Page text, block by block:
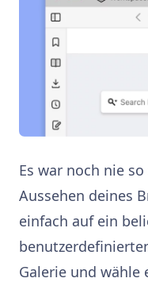
Es war noch nie
Aussehen deines
einfach auf ein
Galerie und wähle